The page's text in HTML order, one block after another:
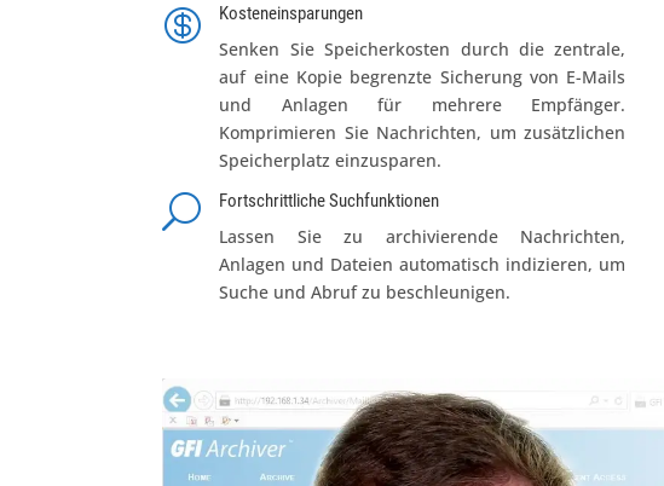
 Kosteneinsparungen
Senken Sie Speicherkosten durch die zentrale,
auf eine Kopie begrenzte Sicherung von E-Mails
und Anlagen für mehrere Empfänger.
Komprimieren Sie Nachrichten, um zusätzlichen
Speicherplatz einzusparen.
U Fortschrittliche Suchfunktionen
Lassen Sie zu archivierende Nachrichten,
Anlagen und Dateien automatisch indizieren, um
Suche und Abruf zu beschleunigen.